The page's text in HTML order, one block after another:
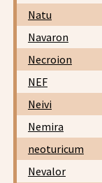
Natu
Navaron
Necroion
NEF
Neivi
Nemira
neoturicum
Nevalor